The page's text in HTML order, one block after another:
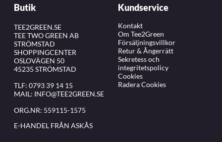
Butik
TEE2GREEN.SE
TEE TWO GREEN AB
STRÖMSTAD
SHOPPINGCENTER
OSLOVÄGEN 50
45235 STRÖMSTAD
TLF: 0793 39 14 15
MAIL: INFO@TEE2GREEN.SE
ORG.NR: 559115-1575
E-HANDEL FRÅN ASKÅS
Kundservice
Kontakt
Om Tee2Green
Försäljningsvillkor
Retur & Ångerrätt
Sekretess och
integritetspolicy
Cookies
Radera Cookies